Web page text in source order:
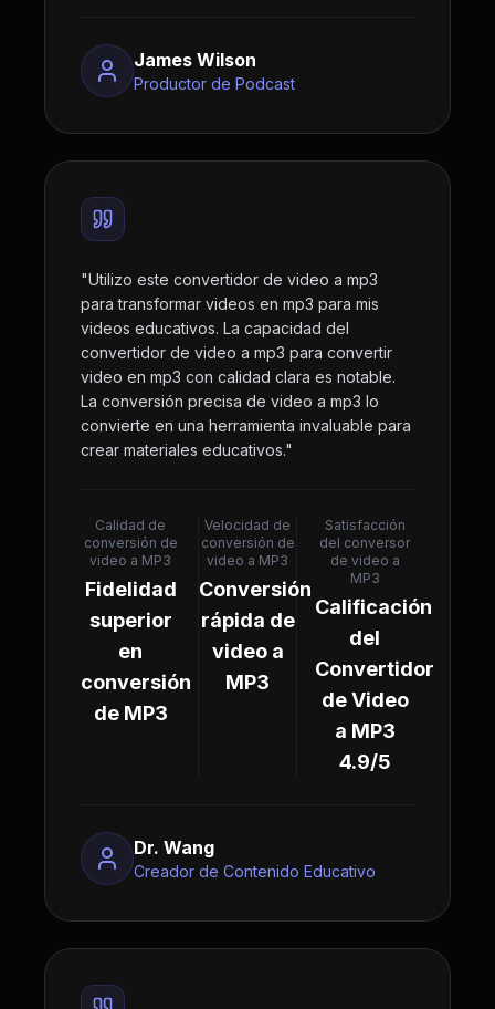
James Wilson
Productor de Podcast
"Utilizo este convertidor de video a mp3
para transformar videos en mp3 para mis
videos educativos. La capacidad del
convertidor de video a mp3 para convertir
video en mp3 con calidad clara es notable.
La conversión precisa de video a mp3 lo
convierte en una herramienta invaluable para
crear materiales educativos."
Calidad de
conversión de
video a MP3
Fidelidad
superior
en
conversión
de MP3
Velocidad de
conversión de
video a MP3
Conversión
rápida de
video a
MP3
Satisfacción
del conversor
de video a
MP3
Calificación
del
Convertidor
de Video
a MP3
4.9/5
Dr. Wang
Creador de Contenido Educativo